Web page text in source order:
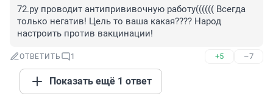
72.ру проводит антипрививочную работу(((((( Всегда
только негатив! Цель то ваша какая???? Народ
настроить против вакцинации!
ОТВЕТИТЬ 1 +5 –7
Показать ещё 1 ответ